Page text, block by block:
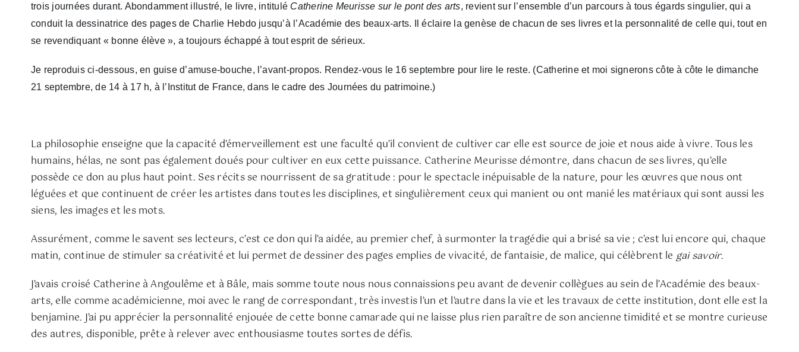
trois journées durant. Abondamment illustré, le livre, intitulé Catherine Meurisse sur le pont des arts, revient sur l’ensemble d’un parcours à tous égards singulier, qui a
conduit la dessinatrice des pages de Charlie Hebdo jusqu’à l’Académie des beaux-arts. Il éclaire la genèse de chacun de ses livres et la personnalité de celle qui, tout en
se revendiquant « bonne élève », a toujours échappé à tout esprit de sérieux.
Je reproduis ci-dessous, en guise d’amuse-bouche, l’avant-propos. Rendez-vous le 16 septembre pour lire le reste. (Catherine et moi signerons côte à côte le dimanche
21 septembre, de 14 à 17 h, à l’Institut de France, dans le cadre des Journées du patrimoine.)
La philosophie enseigne que la capacité d’émerveillement est une faculté qu’il convient de cultiver car elle est source de joie et nous aide à vivre. Tous les
humains, hélas, ne sont pas également doués pour cultiver en eux cette puissance. Catherine Meurisse démontre, dans chacun de ses livres, qu’elle
possède ce don au plus haut point. Ses récits se nourrissent de sa gratitude : pour le spectacle inépuisable de la nature, pour les œuvres que nous ont
léguées et que continuent de créer les artistes dans toutes les disciplines, et singulièrement ceux qui manient ou ont manié les matériaux qui sont aussi les
siens, les images et les mots.
Assurément, comme le savent ses lecteurs, c’est ce don qui l’a aidée, au premier chef, à surmonter la tragédie qui a brisé sa vie ; c’est lui encore qui, chaque
matin, continue de stimuler sa créativité et lui permet de dessiner des pages emplies de vivacité, de fantaisie, de malice, qui célèbrent le gai savoir.
J’avais croisé Catherine à Angoulême et à Bâle, mais somme toute nous nous connaissions peu avant de devenir collègues au sein de l’Académie des beaux-
arts, elle comme académicienne, moi avec le rang de correspondant, très investis l’un et l’autre dans la vie et les travaux de cette institution, dont elle est la
benjamine. J’ai pu apprécier la personnalité enjouée de cette bonne camarade qui ne laisse plus rien paraître de son ancienne timidité et se montre curieuse
des autres, disponible, prête à relever avec enthousiasme toutes sortes de défis.